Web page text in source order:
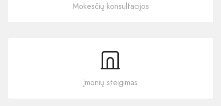
Mokesčių konsultacijos
Įmonių steigimas